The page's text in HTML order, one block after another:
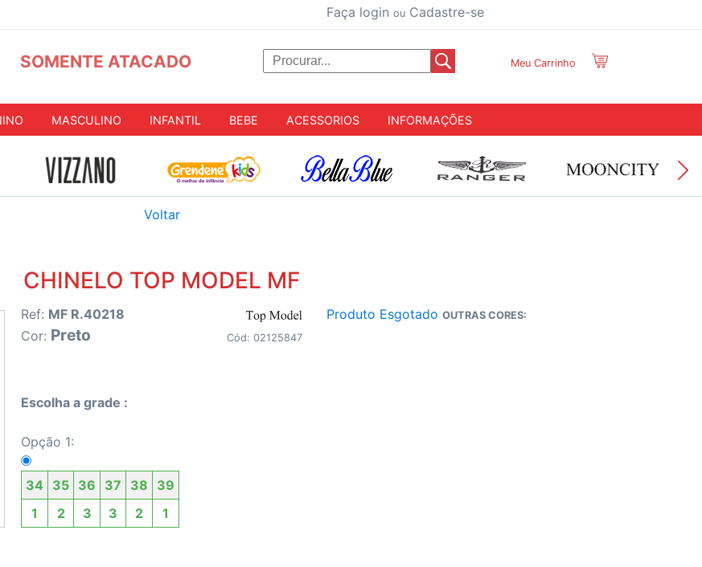
Faça login ou Cadastre-se
SOMENTE ATACADO Meu Carrinho
MASCULINO INFANTIL BEBE ACESSORIOS INFORMAÇÕES
Voltar
CHINELO TOP MODEL MF
Ref: MF R.40218
Cor: Preto Cód: 02125847
Escolha a grade :
Opção 1:
34 35 36 37 38
39
1
2 3 3 2 1
Produto Esgotado OUTRAS CORES: